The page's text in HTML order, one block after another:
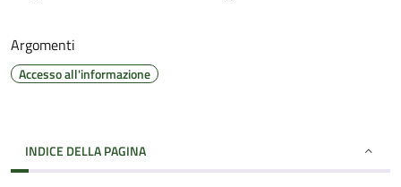
Argomenti
Accesso all'informazione
INDICE DELLA PAGINA